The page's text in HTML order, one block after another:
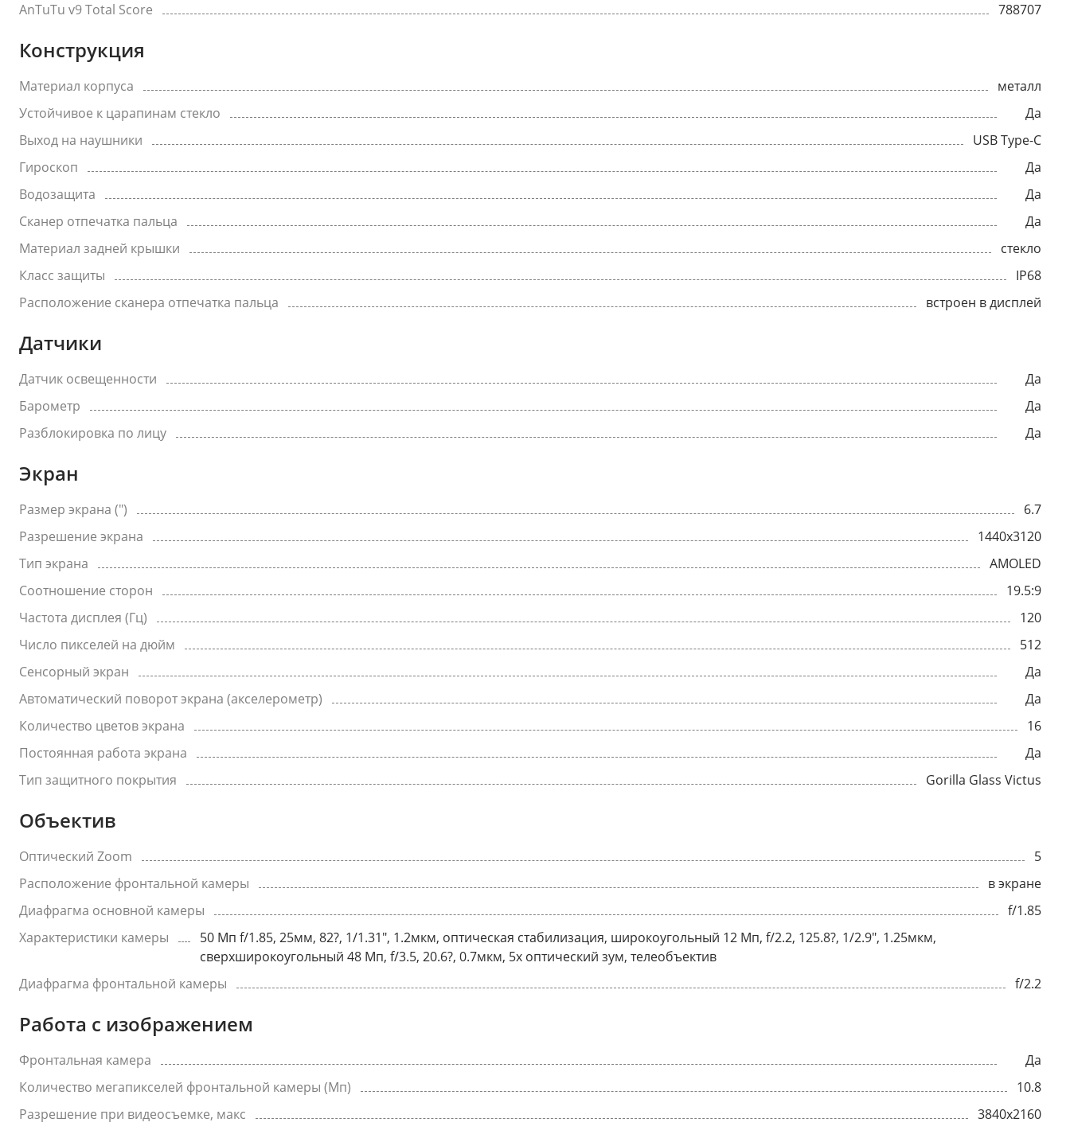
AnTuTu v9 Total Score
788707
Конструкция
Материал корпуса
металл
Устойчивое к царапинам стекло
Да
Выход на наушники
USB Type-C
Гироскоп
Да
Водозащита
Да
Сканер отпечатка пальца
Да
Материал задней крышки
стекло
Класс защиты
IP68
Расположение сканера отпечатка пальца
встроен в дисплей
Датчики
Датчик освещенности
Да
Барометр
Да
Разблокировка по лицу
Да
Экран
Размер экрана (")
6.7
Разрешение экрана
1440x3120
Тип экрана
AMOLED
Соотношение сторон
19.5:9
Частота дисплея (Гц)
120
Число пикселей на дюйм
512
Сенсорный экран
Да
Автоматический поворот экрана (акселерометр)
Да
Количество цветов экрана
16
Постоянная работа экрана
Да
Тип защитного покрытия
Gorilla Glass Victus
Объектив
Оптический Zoom
5
Расположение фронтальной камеры
в экране
Диафрагма основной камеры
f/1.85
Характеристики камеры
50 Мп f/1.85, 25мм, 82?, 1/1.31", 1.2мкм, оптическая стабилизация, широкоугольный 12 Мп, f/2.2, 125.8?, 1/2.9", 1.25мкм,
сверхширокоугольный 48 Мп, f/3.5, 20.6?, 0.7мкм, 5x оптический зум, телеобъектив
Диафрагма фронтальной камеры
f/2.2
Работа с изображением
Фронтальная камера
Да
Количество мегапикселей фронтальной камеры (Мп)
10.8
Разрешение при видеосъемке, макс
3840x2160